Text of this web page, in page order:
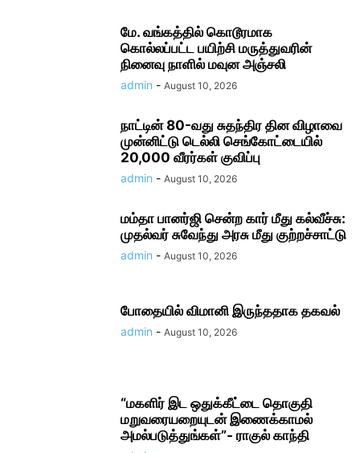
மே. வங்கத்தில் கொடூரமாக
கொல்லப்பட்ட பயிற்சி மருத்துவரின்
நினைவு நாளில் மவுன அஞ்சலி
admin - August 10, 2026
நாட்டின் 80-வது சுதந்திர தின விழாவை
முன்னிட்டு டெல்லி செங்கோட்டையில்
20,000 வீரர்கள் குவிப்பு
admin - August 10, 2026
மம்தா பானர்ஜி சென்ற கார் மீது கல்வீச்சு:
முதல்வர் சுவேந்து அரசு மீது குற்றச்சாட்டு
admin - August 10, 2026
போதையில் விமானி இருந்ததாக தகவல்
admin - August 10, 2026
“மகளிர் இட ஒதுக்கீட்டை தொகுதி
மறுவரையறையுடன் இணைக்காமல்
அமல்படுத்துங்கள்”- ராகுல் காந்தி